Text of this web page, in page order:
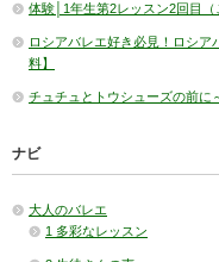
体験│1年生第2レッスン2回目（
ロシアバレエ好き必見！ロシ
料】
チュチュとトウシューズの前に
ナビ
大人のバレエ
1 多彩なレッスン